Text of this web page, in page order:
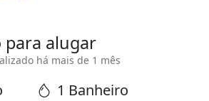
alugar
há mais de 1 mês
1 Banheiro